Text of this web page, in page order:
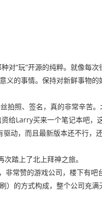
对“玩”开源的纯粹。就像每
义的事情。保持对新鲜事物的
拍照、签名，真的非常辛苦
给Larry买来一个笔记本吧，
动，而且最新版本还不行，
踏上了北上拜神之旅。
常赞的游戏公司，楼下有吧
）的方式构成，整个公司充满